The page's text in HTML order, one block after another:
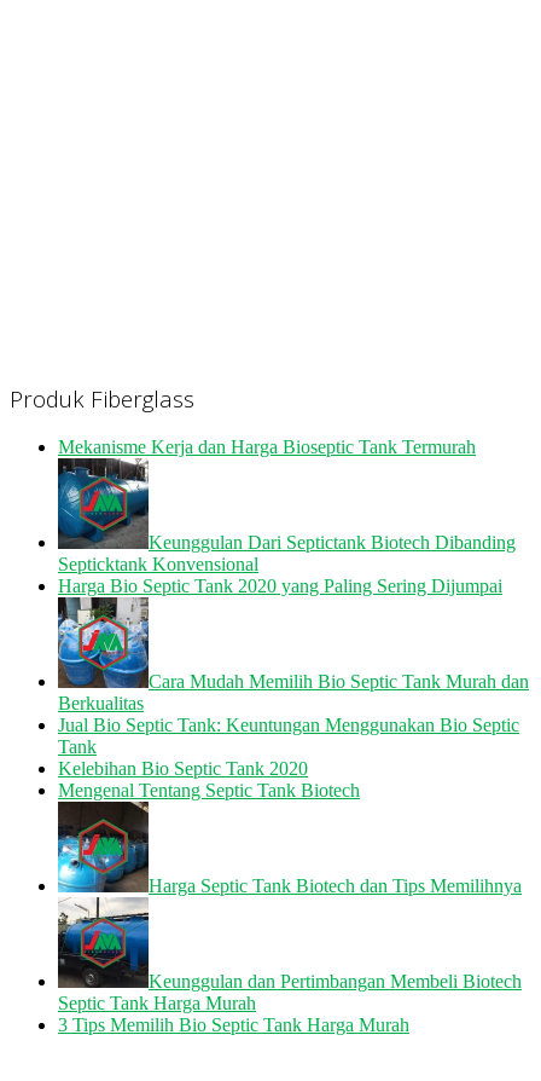
Produk Fiberglass
Mekanisme Kerja dan Harga Bioseptic Tank Termurah
Keunggulan Dari Septictank Biotech Dibanding
Septicktank Konvensional
Harga Bio Septic Tank 2020 yang Paling Sering Dijumpai
Cara Mudah Memilih Bio Septic Tank Murah dan
Berkualitas
Jual Bio Septic Tank: Keuntungan Menggunakan Bio Septic
Tank
Kelebihan Bio Septic Tank 2020
Mengenal Tentang Septic Tank Biotech
Harga Septic Tank Biotech dan Tips Memilihnya
Keunggulan dan Pertimbangan Membeli Biotech
Septic Tank Harga Murah
3 Tips Memilih Bio Septic Tank Harga Murah